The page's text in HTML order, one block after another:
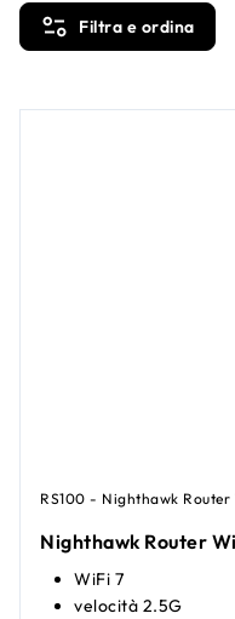
Filtra e ordina
RS100 - Nighthawk Router
Nighthawk Router
WiFi 7
velocità 2.5G